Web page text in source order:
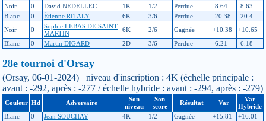
Noir
0 David NEDELLEC 1K 1/2 Perdue -8.64
-8.63
Blanc
0 Étienne RITALY 6K 3/6 Perdue -20.38
-20.4
Noir
0
Sophie LEBAS DE SAINT
MARTIN
6K 2/6 Gagnée +10.38
+10.65
Blanc
0 Martin DIGARD 2D 3/6 Perdue -6.21 -6.18
28e tournoi d'Orsay
(Orsay, 06-01-2024) niveau d'inscription : 4K (échelle principale :
avant : -292, après : -277 / échelle hybride : avant : -294, après : -279)
Couleur Hd Adversaire
Son
niveau
Son
score
Résultat Var
Var
Hybride
Blanc
0 Jean SOUCHAY 4K 1/2 Gagnée +15.81
+16.01